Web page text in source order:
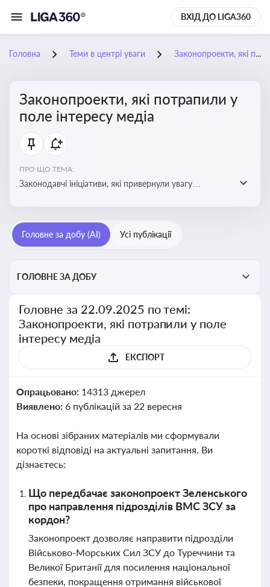
ВХІД ДО LIGA360
Головна Теми в центрі уваги Законопроекти, які потрапили у поле інтересу медіа
Законопроекти, які потрапили у
поле інтересу медіа
ПРО ЩО ТЕМА:
Законодавчі ініціативи, які привернули увагу
прийняття цих проектів пишуть в медіа. Які проекти
викликають найбільше критики
Головне за добу (AI) Усі публікації
ГОЛОВНЕ ЗА ДОБУ
Головне за 22.09.2025 по темі:
Законопроекти, які потрапили у поле
інтересу медіа
ЕКСПОРТ
Опрацьовано: 14313 джерел
Виявлено: 6 публікацій за 22 вересня
На основі зібраних матеріалів ми сформували
короткі відповіді на актуальні запитання. Ви
дізнаєтесь:
Що передбачає законопроект Зеленського
про направлення підрозділів ВМС ЗСУ за
кордон?
Законопроект дозволяє направити підрозділи
Військово-Морських Сил ЗСУ до Туреччини та
Великої Британії для посилення національної
безпеки, покращення отримання військової